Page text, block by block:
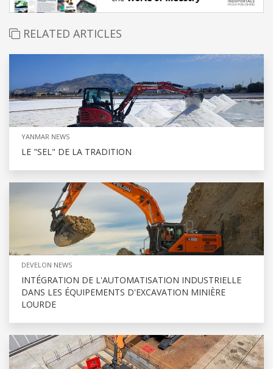
RELATED ARTICLES
YANMAR NEWS
LE "SEL" DE LA TRADITION
DEVELON NEWS
INTÉGRATION DE L'AUTOMATISATION INDUSTRIELLE
DANS LES ÉQUIPEMENTS D'EXCAVATION MINIÈRE
LOURDE